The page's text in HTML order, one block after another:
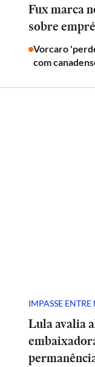
Fux marca
sobre
Vorcaro
com
IMPASSE ENTRE
Lula avalia